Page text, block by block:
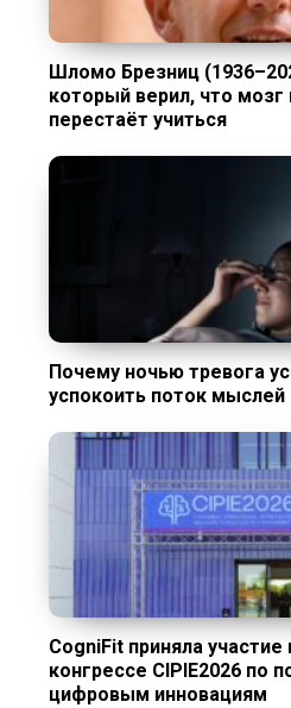
Шломо Брезниц
который верил, что мозг
перестаёт учиться
Почему ночью тревога
успокоить поток мыслей
CogniFit приняла
конгрессе CIPIE2026 по
цифровым инновациям